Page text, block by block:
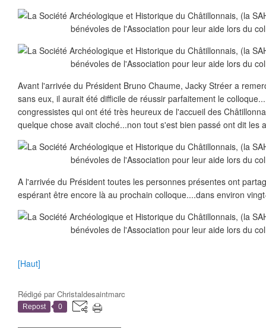
Avant l'arrivée du Président Bruno Chaume, Jacky Stréer a
sans eux, il aurait été difficile de réussir parfaitement le
congressistes qui ont été très heureux de l'accueil des
quelque chose avait cloché...non tout s'est bien passé ont dit les
A l'arrivée du Président toutes les personnes présentes ont
espérant être encore là au prochain colloque....dans environ
[Haut]
Rédigé parChristaldesaintmarc
Repost 0